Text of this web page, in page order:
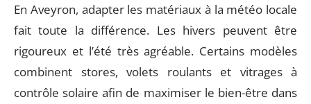
En Aveyron, adapter les matériaux à la météo locale
fait toute la différence. Les hivers peuvent être
rigoureux et l’été très agréable. Certains modèles
combinent stores, volets roulants et vitrages à
contrôle solaire afin de maximiser le bien-être dans